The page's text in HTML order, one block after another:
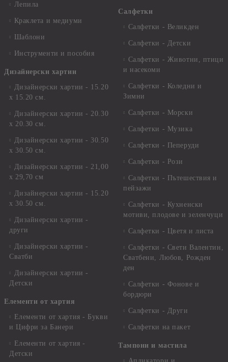
Лепила
Краклета и медиуми
Шаблони
Инструменти и пособия
Дизайнерски хартии
Дизайнерски хартии - 15.20
х 15.20 см.
Дизайнерски хартии - 20.30
х 20.30 см.
Дизайнерски хартии - 30.50
х 30.50 см.
Дизайнерски хартии - 21,00
х 29,70 см
Дизайнерски хартии - 15.20
x 30.50 см.
Дизайнерски хартии -
други
Дизайнерски хартии -
Сватби
Дизайнерски хартии -
Детски
Елементи от хартия
Елементи от хартия - Букви
и Цифри за Банери
Елементи от хартия -
Детски
Салфетки
Салфетки - Великден
Салфетки - Детски
Салфетки - Животни, птици
и насекоми
Салфетки - Коледни и
Зимни
Салфетки - Морски
Салфетки - Музика
Салфетки - Пеперуди
Салфетки - Рози
Салфетки - Пътешествия и
пейзажи
Салфетки - Кухненски
мотиви, плодове и зеленчуци
Салфетки - Цветя и листа
Салфетки - Свети Валентин,
Сватбени, Любов, Рожден
ден
Салфетки - Фонове и
бордюри
Салфетки - Други
Салфетки на пакет
Тампони и мастила